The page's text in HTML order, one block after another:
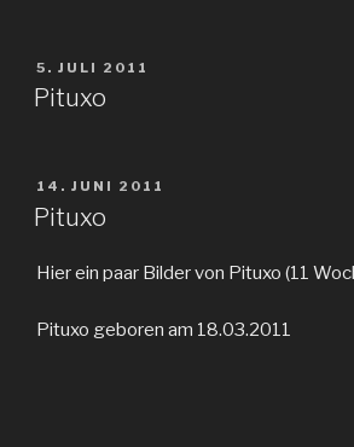
VERÖFFENTLICHT
AM
5. JULI 2011
Pituxo
VERÖFFENTLICHT
AM
14. JUNI 2011
Pituxo
Hier ein paar Bilder von Pituxo (11
Pituxo geboren am 18.03.2011